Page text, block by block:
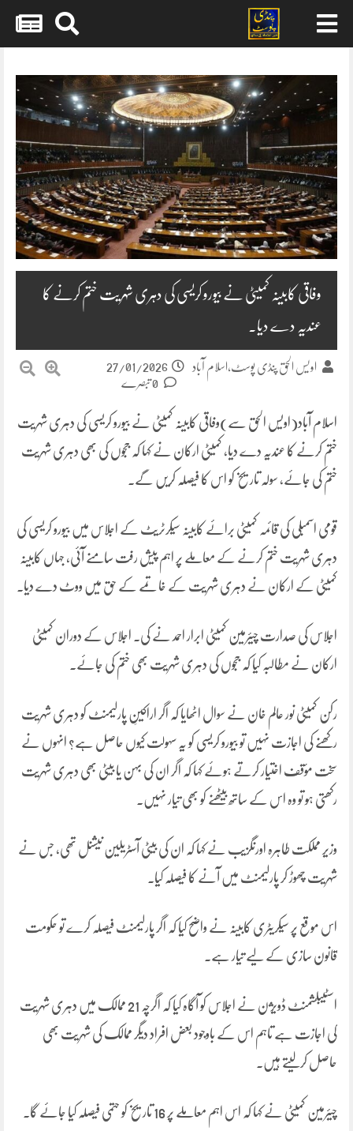
content
وفاقی کابینہ کمیٹی نے بیورو کریسی کی دہری شہریت ختم کرنے کا
عندیہ دے دیا.
اویس الحق پنڈی پوسٹ،اسلام آباد
27/01/2026
اسلام آباد(اویس الحق سے)وفاقی کابینہ کمیٹی نے بیورو کریسی کی دہری شہریت
ختم کرنے کا عندیہ دے دیا، کمیٹی ارکان نے کہا کہ ججوں کی بھی دہری شہریت
ختم کی جائے، سولہ تاریخ کو اس کا فیصلہ کریں گے۔
قومی اسمبلی کی قائمہ کمیٹی برائے کابینہ سیکرٹریٹ کے اجلاس میں بیورو کریسی کی
دہری شہریت ختم کرنے کے معاملے پر اہم پیش رفت سامنے آئی، جہاں کابینہ
کمیٹی کے ارکان نے دہری شہریت کے خاتمے کے حق میں ووٹ دے دیا۔
اجلاس کی صدارت چیئرمین کمیٹی ابرار احمد نے کی۔ اجلاس کے دوران کمیٹی
ارکان نے مطالبہ کیا کہ ججوں کی دہری شہریت بھی ختم کی جائے۔
رکن کمیٹی نور عالم خان نے سوال اٹھایا کہ اگر اراکینِ پارلیمنٹ کو دہری شہریت
رکھنے کی اجازت نہیں تو بیورو کریسی کو یہ سہولت کیوں حاصل ہے؟ انہوں نے
سخت مؤقف اختیار کرتے ہوئے کہا کہ اگر ان کی بہن یا بیٹی بھی دہری شہریت
رکھتی ہو تو وہ اس کے ساتھ بیٹھنے کو بھی تیار نہیں۔
وزیر مملکت طاہرہ اورنگزیب نے کہا کہ ان کی بیٹی آسٹریلین نیشنل تھی، جس نے
شہریت چھوڑ کر پارلیمنٹ میں آنے کا فیصلہ کیا۔
اس موقع پر سیکریٹری کابینہ نے واضح کیا کہ اگر پارلیمنٹ فیصلہ کرے تو حکومت
قانون سازی کے لیے تیار ہے۔
اسٹیبلشمنٹ ڈویژن نے اجلاس کو آگاہ کیا کہ اگرچہ 21 ممالک میں دہری شہریت
کی اجازت ہے تاہم اس کے باوجود بعض افراد دیگر ممالک کی شہریت بھی
حاصل کرلیتے ہیں۔
چیئرمین کمیٹی نے کہا کہ اس اہم معاملے پر 16 تاریخ کو حتمی فیصلہ کیا جائے گا۔